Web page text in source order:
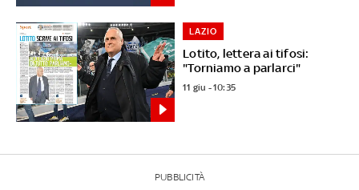
Lotito, lettera ai tifosi:
"Torniamo a parlarci"
LAZIO
11 giu - 10:35
PUBBLICITÀ